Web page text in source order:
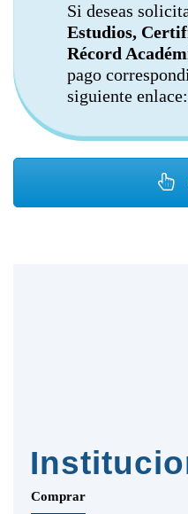
Si deseas
Estudios,
Récord
pago
siguiente enlace:
Comprar